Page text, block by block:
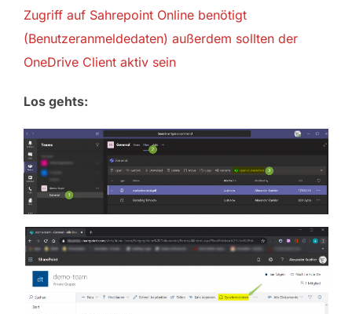
Zugriff auf Sahrepoint Online benötigt
(Benutzeranmeldedaten) außerdem sollten der
OneDrive Client aktiv sein
Los gehts: